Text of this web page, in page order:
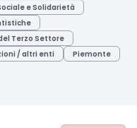
e Solidarietà
Terzo Settore
/ altri enti
Piemonte